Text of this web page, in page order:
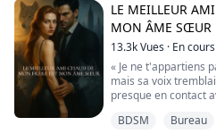
autoritaire de 34
froi...
LE MEILLEUR
MON ÂME SŒUR
13.3kVues · En cours
« Je ne t'appartiens
mais sa voix
presque en contact
« Tu dis ça, »
BDSM Bureau